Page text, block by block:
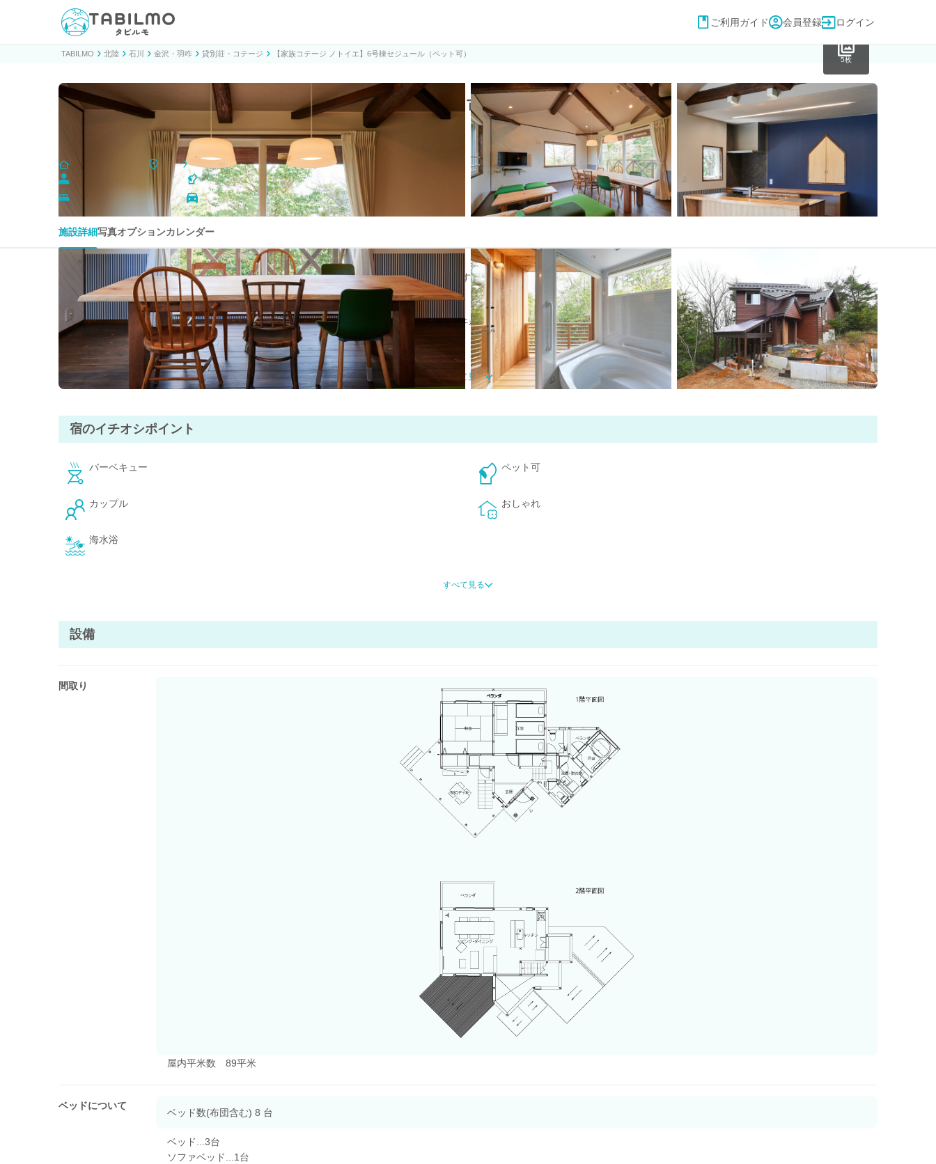
貸別荘コテージ・一棟貸し宿泊予約サイトTABILMO(タビルモ)
ご利用ガイド 会員登録 ログイン
TABILMO 北陸 石川 金沢・羽咋 貸別荘・コテージ 【家族コテージ ノトイエ】6号棟セジュール（ペット可）
5枚
【家族コテージ ノトイエ】6号棟セジュール（ペット可）
貸別荘・コテージ 石川
金沢・羽咋
ペット可
ベッド数(布団含む)8台
駐車場2台
¥ 18,000〜
日付を選択する
施設詳細写真オプションカレンダー
周りは森に囲まれ、夜は綺麗な星空が見られる様な とても静かで落ち着いた環境が広がります。
海の近くなので海水浴、釣りを楽しめる場所も沢山ございます。
木の温もりを感じる、シンプルで、洗練されたインテリアで特別空間を楽しめます。
大自然の中ゆったりとした時間を過ごすのもよし、テニスやゴルフなどのアクティビティで汗を流すのもよし！
お好きな時間をお過ごしいただけます。
【全棟完備】wi-fi、BBQ、温泉、ペットOK
すべて見る
宿のイチオシポイント
バーベキュー ペット可
カップル おしゃれ
海水浴
すべて見る
設備
間取り
屋内平米数 89平米
ベッドについて
ベッド数(布団含む) 8 台
ベッド...3台
ソファベッド...1台